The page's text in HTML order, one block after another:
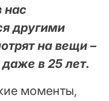
нас
другими
на вещи –
в 25 лет.
моменты,